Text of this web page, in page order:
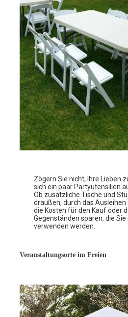
Zögern Sie nicht, Ihre Lieben
sich ein paar Partyutensilien
Ob zusätzliche Tische und
draußen, durch das Ausleihen
die Kosten für den Kauf oder
Gegenständen sparen, die
verwenden werden.
Veranstaltungsorte im Freien